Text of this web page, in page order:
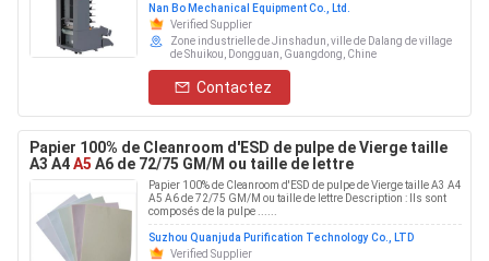
Nan Bo Mechanical Equipment Co., Ltd.
Verified Supplier
Zone industrielle de Jinshadun, ville de Dalang de village
de Shuikou, Dongguan, Guangdong, Chine
Contactez
Papier 100% de Cleanroom d'ESD de pulpe de Vierge taille
A3 A4A5 A6 de 72/75 GM/M ou taille de lettre
Papier 100% de Cleanroom d'ESD de pulpe de Vierge taille A3 A4
A5 A6 de 72/75 GM/M ou taille de lettre Description : Ils sont
composés de la pulpe ......
Suzhou Quanjuda Purification Technology Co., LTD
Verified Supplier